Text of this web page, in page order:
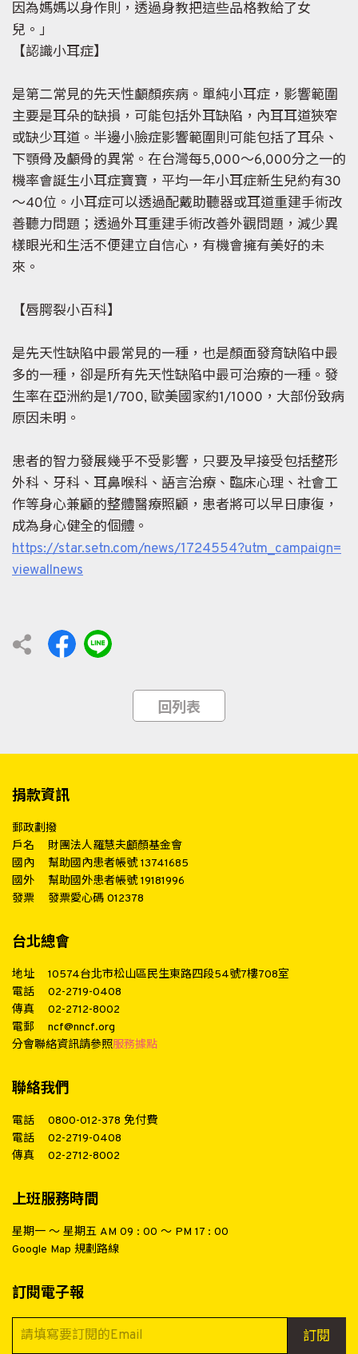
因為媽媽以身作則，透過身教把這些品格教給了女
兒。」
【認識小耳症】
是第二常見的先天性顱顏疾病。單純小耳症，影響範圍
主要是耳朵的缺損，可能包括外耳缺陷，內耳耳道狹窄
或缺少耳道。半邊小臉症影響範圍則可能包括了耳朵、
下顎骨及顱骨的異常。在台灣每5,000～6,000分之一的
機率會誕生小耳症寶寶，平均一年小耳症新生兒約有30
～40位。小耳症可以透過配戴助聽器或耳道重建手術改
善聽力問題；透過外耳重建手術改善外觀問題，減少異
樣眼光和生活不便建立自信心，有機會擁有美好的未
來。
【唇腭裂小百科】
是先天性缺陷中最常見的一種，也是顏面發育缺陷中最
多的一種，卻是所有先天性缺陷中最可治療的一種。發
生率在亞洲約是1/700, 歐美國家約1/1000，大部份致病
原因未明。
患者的智力發展幾乎不受影響，只要及早接受包括整形
外科、牙科、耳鼻喉科、語言治療、臨床心理、社會工
作等身心兼顧的整體醫療照顧，患者將可以早日康復，
成為身心健全的個體。
https://star.setn.com/news/1724554?utm_campaign=
viewallnews
回列表
捐款資訊
郵政劃撥
戶名
財團法人羅慧夫顱顏基金會
國內
幫助國內患者帳號 13741685
國外
幫助國外患者帳號 19181996
發票
發票愛心碼 012378
台北總會
地址
10574台北市松山區民生東路四段54號7樓708室
電話
02-2719-0408
傳真
02-2712-8002
電郵
ncf@nncf.org
分會聯絡資訊請參照服務據點
聯絡我們
電話 0800-012-378 免付費
電話
02-2719-0408
傳真
02-2712-8002
上班服務時間
星期一 ～ 星期五 AM 09 : 00 ～ PM 17 : 00
Google Map 規劃路線
訂閱電子報
訂閱